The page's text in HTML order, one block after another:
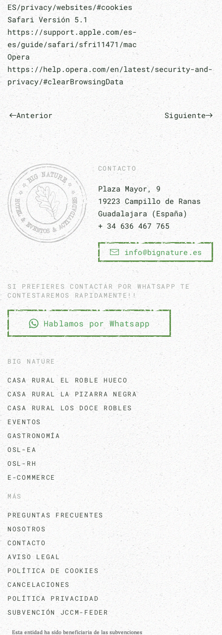
ES/privacy/websites/#cookies
Safari Versión 5.1
https://support.apple.com/es-
es/guide/safari/sfri11471/mac
Opera
https://help.opera.com/en/latest/security-and-
privacy/#clearBrowsingData
Anterior Siguiente
CONTACTO
Plaza Mayor, 9
19223 Campillo de Ranas
Guadalajara (España)
+ 34 636 467 765
info@bignature.es
SI PREFIERES CONTACTAR POR WHATSAPP TE
CONTESTAREMOS RAPIDAMENTE!!
Hablamos por Whatsapp
BIG NATURE
CASA RURAL EL ROBLE HUECO
CASA RURAL LA PIZARRA NEGRA
CASA RURAL LOS DOCE ROBLES
EVENTOS
GASTRONOMÍA
OSL-EA
OSL-RH
E-COMMERCE
MÁS
PREGUNTAS FRECUENTES
NOSOTROS
CONTACTO
AVISO LEGAL
POLÍTICA DE COOKIES
CANCELACIONES
POLÍTICA PRIVACIDAD
SUBVENCIÓN JCCM-FEDER